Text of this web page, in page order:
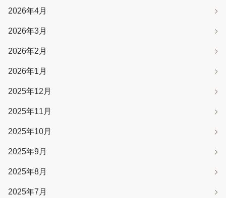
2026年4月
2026年3月
2026年2月
2026年1月
2025年12月
2025年11月
2025年10月
2025年9月
2025年8月
2025年7月